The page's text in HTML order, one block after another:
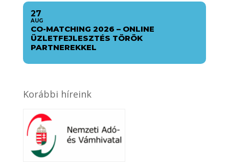
27
AUG
CO-MATCHING 2026 – ONLINE
ÜZLETFEJLESZTÉS TÖRÖK
PARTNEREKKEL
Korábbi híreink